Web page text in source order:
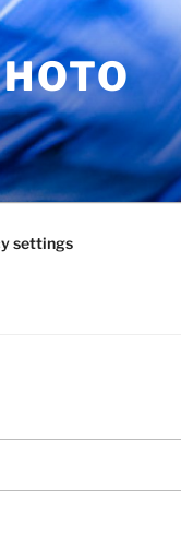
settings